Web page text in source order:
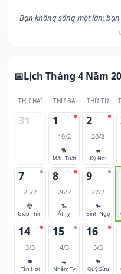
Bạn không sống một lần;
—
Lịch Tháng 4 Năm
THỨ HAI THỨ BA THỨ TƯ
31 1
19/2
🐕
Mậu Tuất
2
20/2
🐖
Kỷ Hợi
7
25/2
🐉
Giáp Thìn
8
26/2
🐍
Ất Tỵ
9
27/2
🐎
Bính Ngọ
14
3/3
🐖
Tân Hợi
15
4/3
🐀
Nhâm Tý
16
5/3
🐂
Quý Sửu